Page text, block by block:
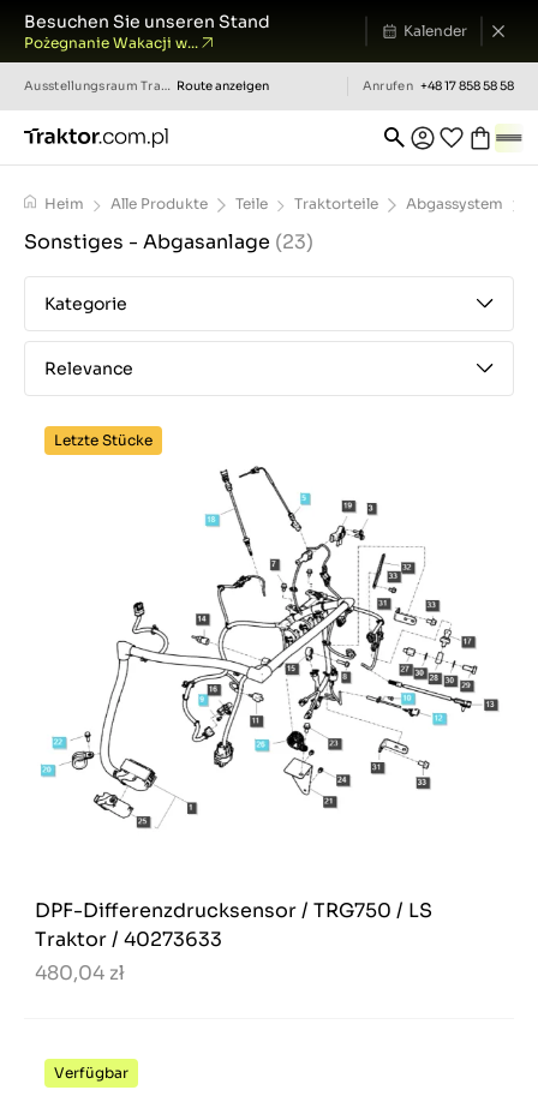
Besuchen Sie unseren Stand
Pożegnanie Wakacji w...
Kalender
AusstellungsraumTraktor.com.pl Route anzeigen Anrufen +48 17 858 58 58
Heim Alle Produkte Teile Traktorteile Abgassystem
Sonstiges - Abgasanlage (23)
Kategorie
Relevance
Letzte Stücke
DPF-Differenzdrucksensor / TRG750 / LS
Traktor / 40273633
480,04 zł
Verfügbar